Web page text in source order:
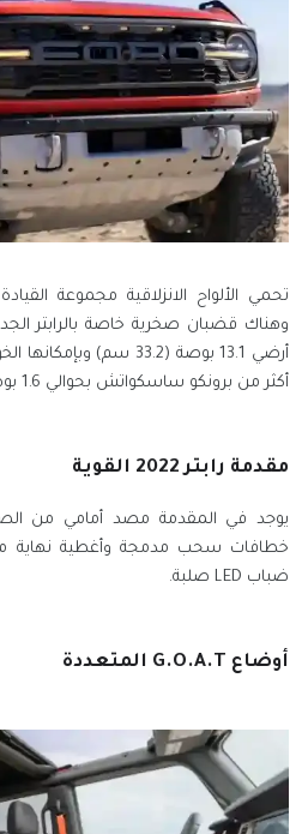
تحمي الألواح الانزلاقية مجموعة
وهناك قضبان صخرية خاصة بالرابتر
أكثر من برونكو ساسكواتش بحوالي 1.6 بوصة.
مقدمة رابتر 2022 القوية
خطافات سحب مدمجة وأغطية نهاية
ضباب LED صلبة.
أوضاع G.O.A.T المتعددة